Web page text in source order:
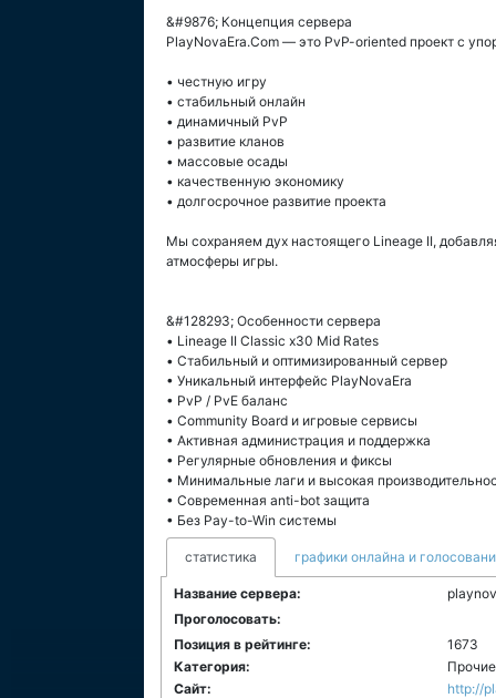
&#9876; Концепция сервера
PlayNovaEra.Com — это PvP-oriented проект с
• честную игру
• стабильный онлайн
• динамичный PvP
• развитие кланов
• массовые осады
• качественную экономику
• долгосрочное развитие проекта
Мы сохраняем дух настоящего Lineage II,
атмосферы игры.
&#128293; Особенности сервера
• Lineage II Classic x30 Mid Rates
• Стабильный и оптимизированный сервер
• Уникальный интерфейс PlayNovaEra
• PvP / PvE баланс
• Community Board и игровые сервисы
• Активная администрация и поддержка
• Регулярные обновления и фиксы
• Минимальные лаги и высокая
• Современная anti-bot защита
• Без Pay-to-Win системы
статистика графики онлайна и
Название сервера:
Проголосовать:
Позиция в рейтинге:
1673
Категория:
Сайт:
http://